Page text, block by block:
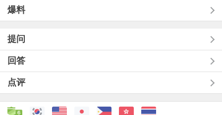
爆料
提问
回答
点评